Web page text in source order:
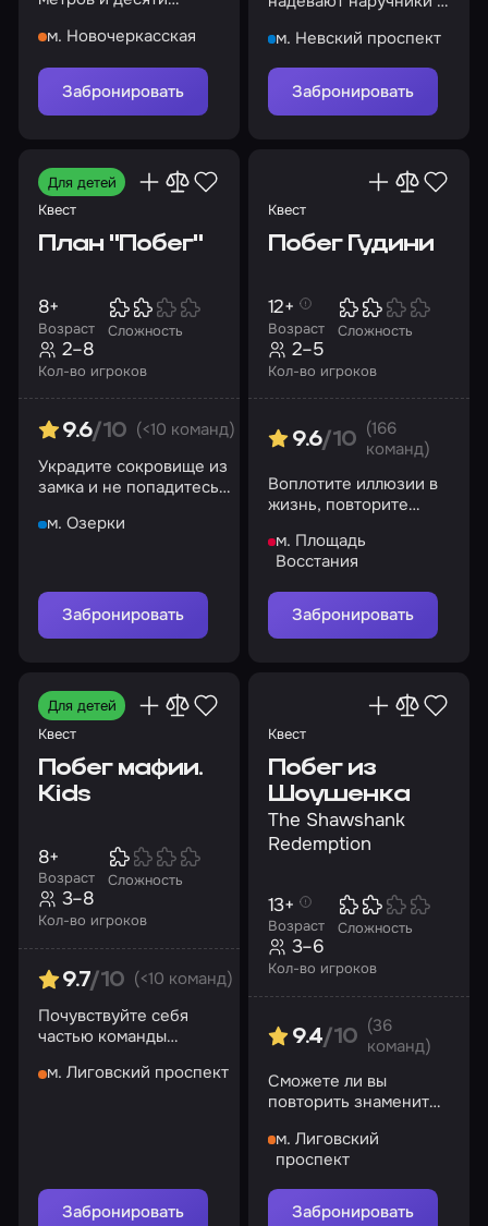
самом сердце
м. Новочеркасская
Забронировать
тюремную камеру.
Удастся выбраться?
м. Невский проспект
Забронировать
Для детей
Квест
План "Побег"
Возраст
8+
Сложность
Кол-во игроков
2–8
9.6/10 (<10 команд)
Украдите сокровище из
замка и не попадитесь
м. Озерки
Забронировать
Квест
Побег Гудини
Возраст
12+
Сложность
Кол-во игроков
2–5
9.6/10
(166
команд)
Воплотите иллюзии в
жизнь, повторите
фокусника!
м. Площадь
Восстания
Забронировать
Для детей
Квест
Побег мафии.
Kids
Возраст
8+
Сложность
Кол-во игроков
3–8
9.7/10 (<10 команд)
Почувствуйте себя
частью команды
м. Лиговский проспект
Забронировать
Квест
Побег из
Шоушенка
The Shawshank
Redemption
Возраст
13+
Сложность
Кол-во игроков
3–6
9.4/10
(36
команд)
Сможете ли вы
повторить знаменитый
особо опасных
преступников?
м. Лиговский
проспект
Забронировать